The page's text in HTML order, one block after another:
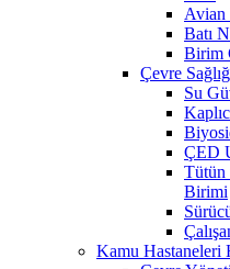
Avian
Batı
Birim
Çevre
Su
ÇED
Tütün
Birimi
Kamu Hastaneleri